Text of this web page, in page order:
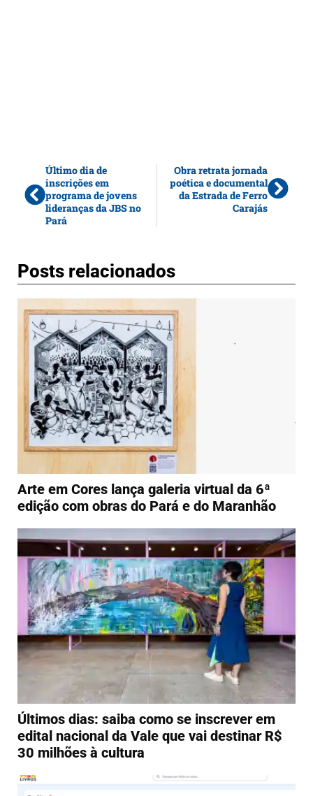
Último dia de
inscrições em
programa de jovens
lideranças da JBS no
Pará
Obra retrata jornada
poética e documental
da Estrada de Ferro
Carajás
Posts relacionados
Arte em Cores lança galeria virtual da 6ª
edição com obras do Pará e do Maranhão
Últimos dias: saiba como se inscrever em
edital nacional da Vale que vai destinar R$
30 milhões à cultura